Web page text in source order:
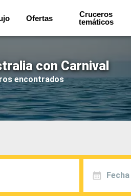
Ofertas
Cruceros
temáticos
con Carnival
encontrados